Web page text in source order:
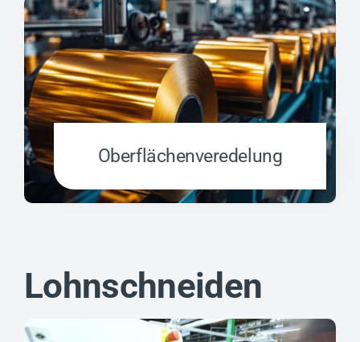
Oberflächen­veredelung
Lohnschneiden